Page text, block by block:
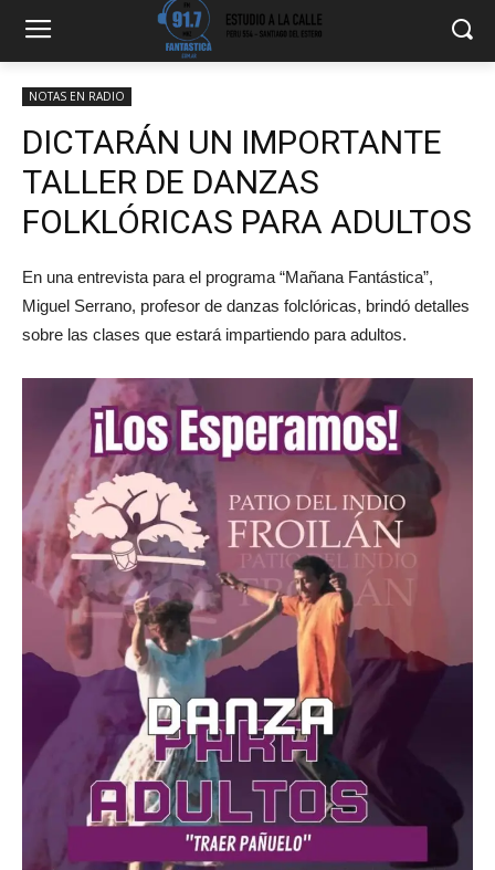
NOTAS EN RADIO
DICTARÁN UN IMPORTANTE
TALLER DE DANZAS
FOLKLÓRICAS PARA ADULTOS
En una entrevista para el programa “Mañana Fantástica”,
Miguel Serrano, profesor de danzas folclóricas, brindó detalles
sobre las clases que estará impartiendo para adultos.